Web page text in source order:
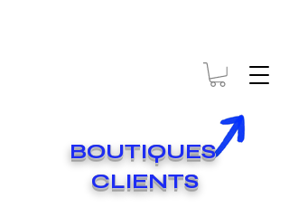
BOUTIQUES
CLIENTS